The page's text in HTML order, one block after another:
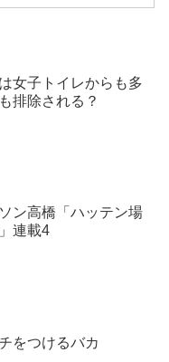
女子トイレからも多
排除される？
ン高橋「ハッテン場
連載4
をつけるバカ